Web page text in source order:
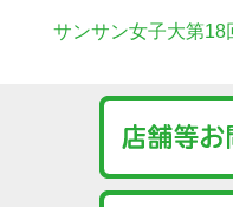
サンサン女子大第18